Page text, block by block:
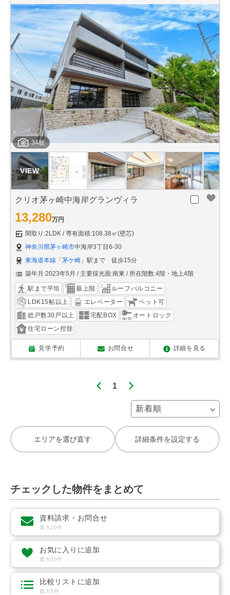
34枚
クリオ茅ヶ崎中海岸グランヴィラ
13,280万円
間取り:2LDK
専有面積:108.38㎡(壁芯)
神奈川県茅ヶ崎市中海岸3丁目6-30
東海道本線 「 茅ケ崎 」駅まで 徒歩15分
築年月:2023年5月
主要採光面:南東 所在階数:4階・地上4階
駅まで平坦 最上階
ルーフバルコニー
LDK15帖以上
エレベーター
ペット可
総戸数30戸以上
宅配BOX
オートロック
住宅ローン控除
見学予約 お問合せ 詳細を見る
1
エリアを選び直す 詳細条件を設定する
チェックした物件をまとめて
資料請求・お問合せ
最大20件
お気に入りに追加
最大50件
比較リストに追加
最大5件